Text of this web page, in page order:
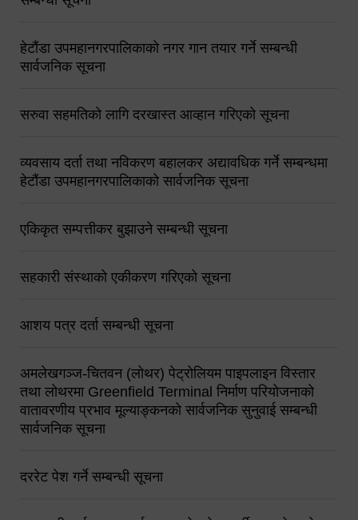
हेटौंडा उपमहानगरपालिकाको नगर गान तयार गर्ने सम्बन्धी
सार्वजनिक सूचना
सरुवा सहमतिको लागि दरखास्त आव्हान गरिएको सूचना
व्यवसाय दर्ता तथा नविकरण बहालकर अद्यावधिक गर्ने सम्बन्धमा
हेटौंडा उपमहानगरपालिकाको सार्वजनिक सूचना
एकिकृत सम्पत्तीकर बुझाउने सम्बन्धी सूचना
सहकारी संस्थाको एकीकरण गरिएको सूचना
आशय पत्र दर्ता सम्बन्धी सूचना
अमलेखगञ्ज-चितवन (लोथर) पेट्रोलियम पाइपलाइन विस्तार
तथा लोथरमा Greenfield Terminal निर्माण परियोजनाको
वातावरणीय प्रभाव मूल्याङ्कनको सार्वजनिक सुनुवाई सम्बन्धी
सार्वजनिक सूचना
दररेट पेश गर्ने सम्बन्धी सूचना